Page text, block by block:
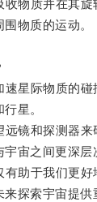
物质并在其旋
物质的运动。
星际物质的碰
星。
镜和探测器来
宙之间更深层
助于我们更好
探索宇宙提供